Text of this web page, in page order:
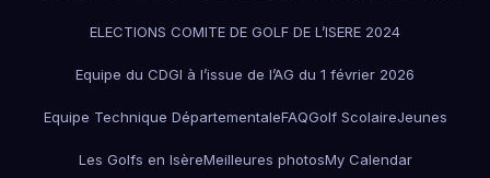
ELECTIONS COMITE DE GOLF DE L’ISERE 2024
Equipe du CDGI à l’issue de l’AG du 1 février 2026
Equipe Technique DépartementaleFAQGolf ScolaireJeunes
Les Golfs en IsèreMeilleures photosMy Calendar